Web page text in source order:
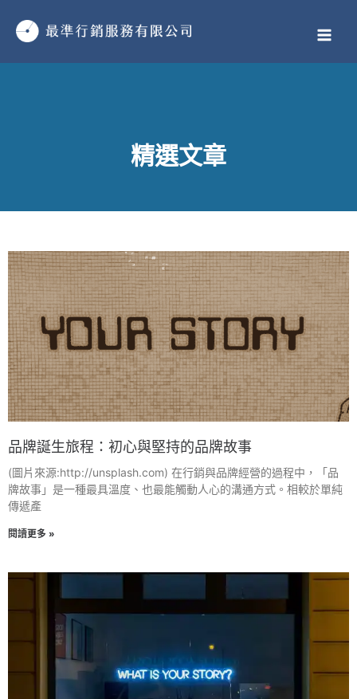
精選文章
品牌誕生旅程：初心與堅持的品牌故事
(圖片來源:http://unsplash.com) 在行銷與品牌經營的過程中，「品
牌故事」是一種最具溫度、也最能觸動人心的溝通方式。相較於單純
傳遞產
閱讀更多 »
頁
面
頁
面
頁
面
頁
面
頁
面
頁
面
頁
面
頁
面
頁
面
頁
面
頁
面
頁
面
頁
面
頁
面
頁
面
頁
面
頁
面
頁
面
頁
面
頁
面
頁
面
頁
面
頁
面
頁
面
頁
面
頁
面
頁
面
頁
面
頁
面
頁
面
頁
面
頁
面
頁
面
頁
面
頁
面
頁
面
頁
面
頁
面
頁
面
頁
面
頁
面
頁
面
頁
面
頁
面
頁
面
頁
面
頁
面
頁
面